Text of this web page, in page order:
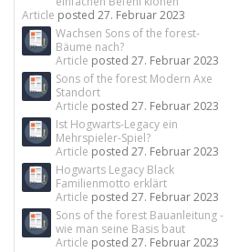
Article posted27. Februar 2023
Wachsen Sons of the forest-
Bäume nach?
Article posted27. Februar 2023
Sons of the forest Modern Axe
Standort
Article posted27. Februar 2023
Ist Hogwarts-Legacy ein
Mehrspieler-Spiel?
Article posted27. Februar 2023
Hogwarts Legacy Black
Familienmotto erklärt
Article posted27. Februar 2023
Sons of the forest Bauanleitung -
wie man seine Basis baut
Article posted27. Februar 2023